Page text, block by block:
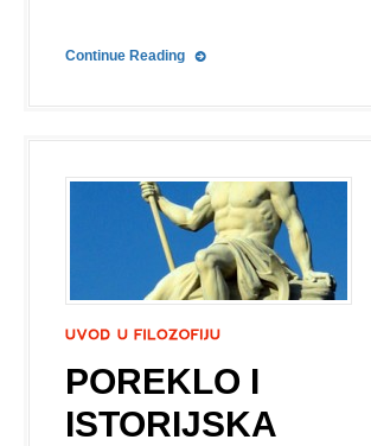
Continue Reading
POREKLO I
ISTORIJSKA